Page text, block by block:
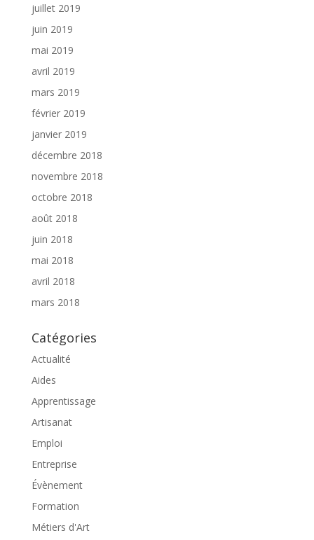
juillet 2019
juin 2019
mai 2019
avril 2019
mars 2019
février 2019
janvier 2019
décembre 2018
novembre 2018
octobre 2018
août 2018
juin 2018
mai 2018
avril 2018
mars 2018
Catégories
Actualité
Aides
Apprentissage
Artisanat
Emploi
Entreprise
Évènement
Formation
Métiers d'Art